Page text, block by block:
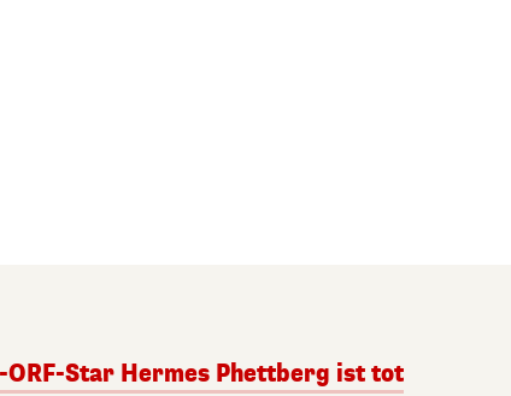
ORF-Star Hermes Phettberg ist tot